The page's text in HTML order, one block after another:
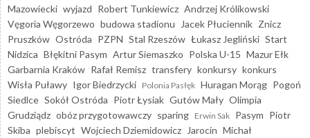
Mazowiecki wyjazd Robert Tunkiewicz Andrzej Królikowski
Vęgoria Węgorzewo budowa stadionu Jacek Płuciennik Znicz
Pruszków Ostróda PZPN Stal Rzeszów Łukasz Jegliński Start
Nidzica Błękitni Pasym Artur Siemaszko Polska U-15 Mazur Ełk
Garbarnia Kraków Rafał Remisz transfery konkursy konkurs
Wisła Puławy Igor Biedrzycki Polonia Pasłęk Huragan Morąg Pogoń
Siedlce Sokół Ostróda Piotr Łysiak Gutów Mały Olimpia
Grudziądz obóz przygotowawczy sparing Erwin Sak Pasym Piotr
Skiba plebiscyt Wojciech Dziemidowicz Jarocin Michał